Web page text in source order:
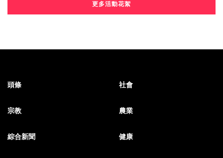
更多活動花絮
頭條 社會
宗教 農業
綜合新聞 健康